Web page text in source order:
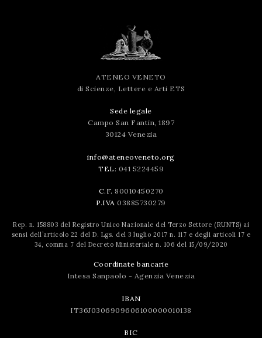
ATENEO VENETO
di Scienze, Lettere e Arti ETS
Sede legale
Campo San Fantin, 1897
30124 Venezia
info@ateneoveneto.org
TEL: 041 5224459
C.F. 80010450270
P.IVA 03885730279
Rep. n. 158803 del Registro Unico Nazionale del Terzo Settore (RUNTS) ai
sensi dell’articolo 22 del D. Lgs. del 3 luglio 2017 n. 117 e degli articoli 17 e
34, comma 7 del Decreto Ministeriale n. 106 del 15/09/2020
Coordinate bancarie
Intesa Sanpaolo - Agenzia Venezia
IBAN
IT36J0306909606100000010138
BIC